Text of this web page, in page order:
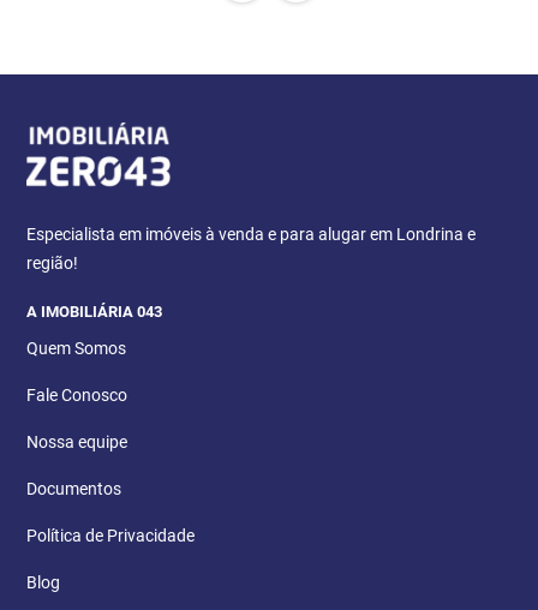
Especialista em imóveis à venda e para alugar em Londrina e
região!
A IMOBILIÁRIA 043
Quem Somos
Fale Conosco
Nossa equipe
Documentos
Política de Privacidade
Blog